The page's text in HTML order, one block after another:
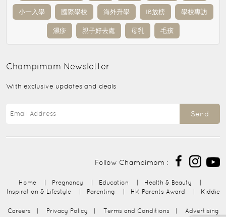
小一入學 國際學校 海外升學 IB放榜 學校專訪
濕疹 親子好去處 母乳 毛孩
Champimom Newsletter
With exclusive updates and deals
Send
Follow Champimom :
Home Pregnancy Education Health & Beauty
Inspiration & Lifestyle
Parenting HK Parents Award Kiddie
Careers Privacy Policy Terms and Conditions Advertising